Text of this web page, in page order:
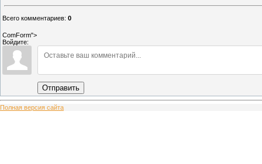
Всего комментариев: 0
ComForm">
Войдите:
Отправить
Полная версия сайта